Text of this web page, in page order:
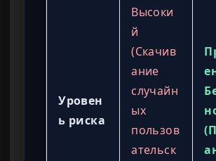
Уровен
ь риска
Высоки
й
(Скачив
ание
случайн
ых
пользов
ательск